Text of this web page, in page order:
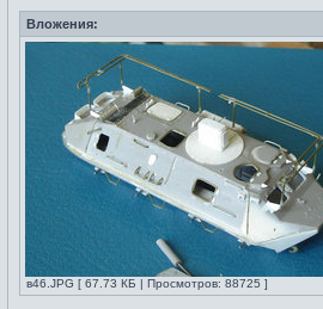
Вложения:
в46.JPG [ 67.73 КБ | Просмотров: 88725 ]